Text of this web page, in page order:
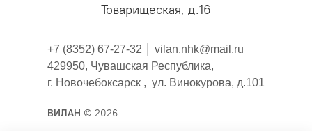
Товарищеская, д.16
+7 (8352) 67-27-32 │ vilan.nhk@mail.ru
429950, Чувашская Республика,
г. Новочебоксарск , ул. Винокурова, д.101
ВИЛАН © 2026